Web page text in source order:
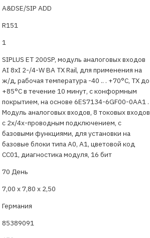
A&DSE/SIP ADD
R151
1
SIPLUS ET 200SP, модуль аналоговых входов
AI 8xI 2-/4-W BA TX Rail, для применения на
ж/д, рабочая температура -40 .. . +70°C, TX до
+85°C в течение 10 минут, с конформным
покрытием, на основе 6ES7134-6GF00-0AA1 .
Модуль аналоговых входов, 8 токовых входов
с 2х/4х-проводным подключением, с
базовыми функциями, для установки на
базовые блоки типа A0, A1, цветовой код
CC01, диагностика модуля, 16 бит
70 День
7,00 x 7,80 x 2,50
Германия
85389091